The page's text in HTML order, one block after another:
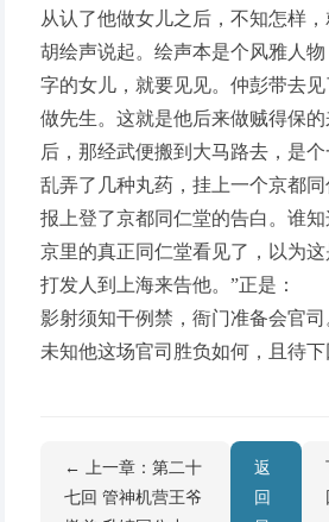
从认了他做女儿之后，不知怎样
胡绘声说起。绘声本是个风雅人
字的女儿，就要见见。仲彭带去
做先生。这就是他后来做贼得保
后，那经武便搬到大马路去，是
乱弄了几种丸药，挂上一个京都
报上登了京都同仁堂的告白。谁
京里的真正同仁堂看见了，以为
打发人到上海来告他。”正是：
影射须知干例禁，衙门准备会官司
未知他这场官司胜负如何，且待下
← 上一章：第二十
七回 管神机营王爷
返
回